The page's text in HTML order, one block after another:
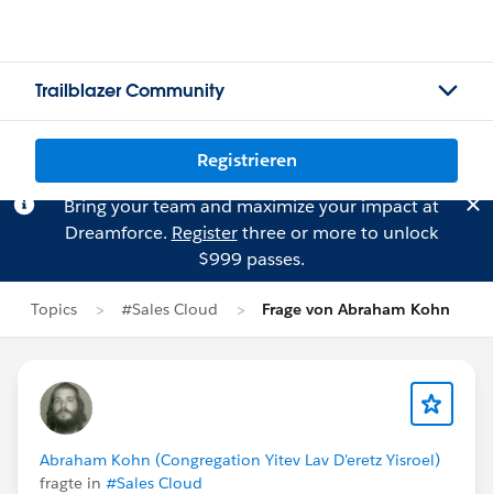
Trailblazer Community
Registrieren
Bring your team and maximize your impact at
Dreamforce. Registerthree or more to unlock
$999 passes.
Topics #Sales Cloud Frage von Abraham Kohn
Abraham Kohn (Congregation Yitev Lav D'eretz Yisroel)
fragte in #Sales Cloud